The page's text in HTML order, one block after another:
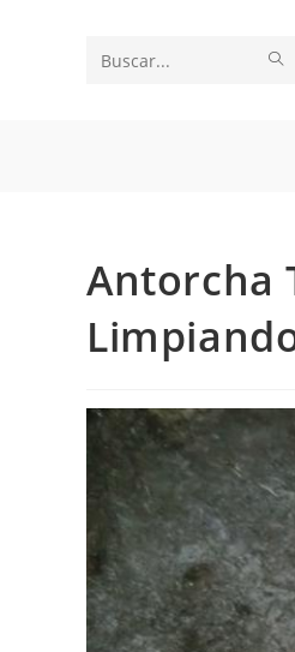
Buscar
Antorcha